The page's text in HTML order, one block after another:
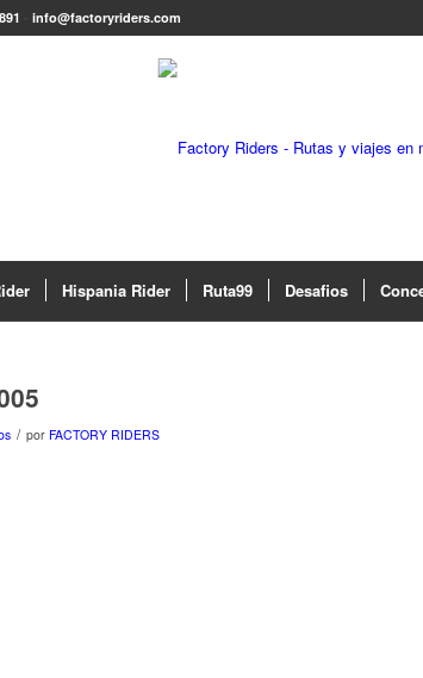
info@factoryriders.com
Hispania Rider Ruta99 Desafios
/ por FACTORY RIDERS